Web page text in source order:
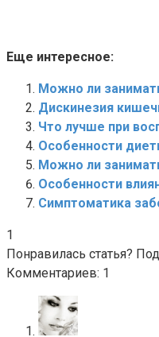
Еще интересное:
Можно ли
Дискинезия
Что лучше при
Особенности
Можно ли
Особенности
Симптоматика
1
Понравилась статья?
Комментариев: 1